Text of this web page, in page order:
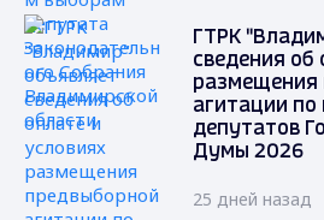
ГТРК
сведения об
размещения
агитации по
депутатов
Думы 2026
25 дней назад